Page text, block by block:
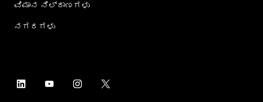
ವಿಮಾನ ನಿಲ್ದಾಣಗಳು
ನಗರಗಳು